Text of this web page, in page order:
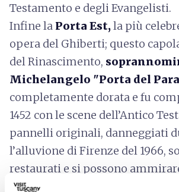
Testamento e degli Evangelisti.
Infine la Porta Est,la più
opera del Ghiberti; questo
del Rinascimento,
Michelangelo "Porta del
completamente dorata e fu
1452 con le scene dell’Antico
pannelli originali, danneggiati
l’alluvione di Firenze del 1966,
restaurati e si possono
loro splendore nel Museo